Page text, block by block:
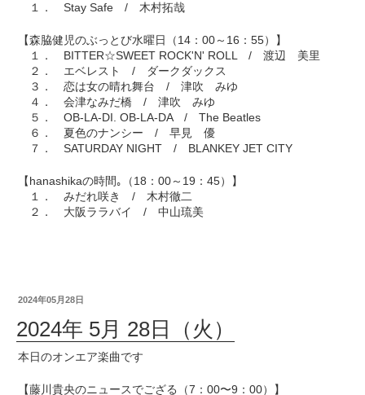
１． Stay Safe / 木村拓哉
【森脇健児のぶっとび水曜日（14：00～16：55）】
１． BITTER☆SWEET ROCK'N' ROLL / 渡辺 美里
２． エベレスト / ダークダックス
３． 恋は女の晴れ舞台 / 津吹 みゆ
４． 会津なみだ橋 / 津吹 みゆ
５． OB-LA-DI. OB-LA-DA / The Beatles
６． 夏色のナンシー / 早見 優
７． SATURDAY NIGHT / BLANKEY JET CITY
【hanashikaの時間｡（18：00～19：45）】
１． みだれ咲き / 木村徹二
２． 大阪ララバイ / 中山琉美
2024年05月28日
2024年 5月 28日（火）
本日のオンエア楽曲です
【藤川貴央のニュースでござる（7：00〜9：00）】